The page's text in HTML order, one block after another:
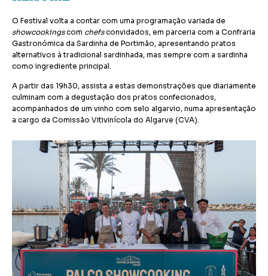
O Festival volta a contar com uma programação variada de
showcookingscom chefsconvidados, em parceria com a Confraria
Gastronómica da Sardinha de Portimão, apresentando pratos
alternativos à tradicional sardinhada, mas sempre com a sardinha
como ingrediente principal.
A partir das 19h30, assista a estas demonstrações que diariamente
culminam com a degustação dos pratos confecionados,
acompanhados de um vinho com selo algarvio, numa apresentação
a cargo da Comissão Vitivinícola do Algarve (CVA).